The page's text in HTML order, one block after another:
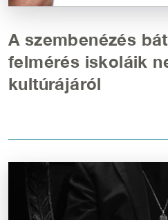
A szembenézés
felmérés iskoláik
kultúrájáról